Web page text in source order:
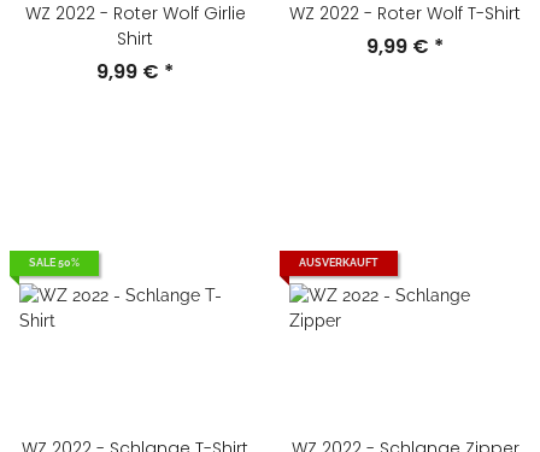
WZ 2022 - Roter Wolf Girlie
Shirt
9,99 € *
WZ 2022 - Roter Wolf T-Shirt
9,99 € *
SALE 50% AUSVERKAUFT